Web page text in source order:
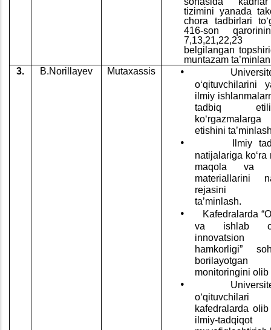
tizimini yanada
chora tadbirlari
416-son
7,13,21,22,23
belgilangan
muntazam
3.
B.Norillayev Mutaxassis •
o‘qituvchilarini
ilmiy
tadbiq
etishinita’minla
•
Ilmiy
natijalariga ko‘ra
maqola va
materiallarini
rejasini
ta’minlash.
•
Kafedralarda
va ishlab
innovatsion
hamkorligi”
monitoringini olib
•
o‘qituvchilari
kafedralarda
ilmiy-